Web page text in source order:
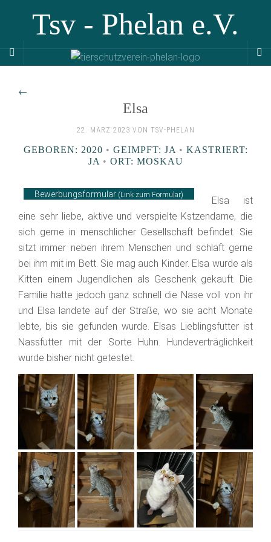
Tsv - Phelan e.V.
←
Elsa
22. MÄRZ 2023 VON TSV-PHELAN
GEBOREN: 2020 • GEIMPFT: JA • KASTRIERT:
JA • ORT: MOSKAU
Bewerbungsformular (Link zum Formular)
Elsa ist
eine sehr liebe, aktive und verspielte Kstzendame, die
sich gerne in menschlicher Gesellschaft befindet. Sie
sitzt immer neben ihrem Menschen und schläft gerne
bei ihm mit im Bett. Sie mag auch Kinder. Elsa wurde als
Kitten einem Jugendlichen als Geschenk gekauft. Die
Familie hatte jedoch ganz schnell die Nase voll von ihr
und Elsa landete auf der Straße, wo sie acht Monate
lebte, bis sie gefunden wurde. Elsas Lieblingsfutter ist
Nassfutter mit der Sorte Huhn. Hundeverträglichkeit
wurde bisher nicht getestet.